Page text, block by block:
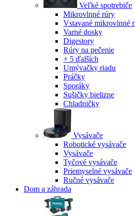
Veľké spotrebiče
Mikrovlnné rúry
Vstavané mikrovlnné
Varné dosky
Digestory
Rúry na pečenie
+ 5 ďalších
Umývačky riadu
Práčky
Sporáky
Sušičky bielizne
Chladničky
Vysávače
Robotické vysávače
Vysávače
Tyčové vysávače
Priemyselné vysávače
Ručné vysávače
Dom a záhrada